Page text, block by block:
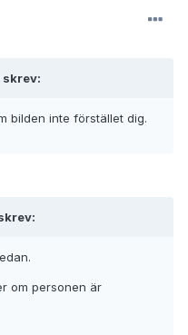
skrev:
bilden inte förstället dig.
om personen är